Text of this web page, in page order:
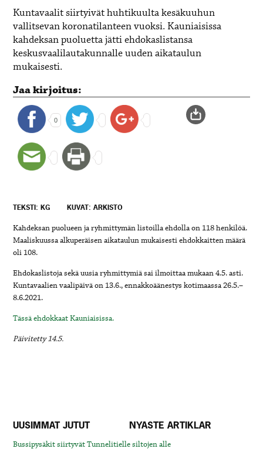
Kuntavaalit siirtyivät huhtikuulta kesäkuuhun
vallitsevan koronatilanteen vuoksi. Kauniaisissa
kahdeksan puoluetta jätti ehdokaslistansa
keskusvaalilautakunnalle uuden aikataulun
mukaisesti.
Jaa kirjoitus:
0
TEKSTI: KG KUVAT: ARKISTO
Kahdeksan puolueen ja ryhmittymän listoilla ehdolla on 118 henkilöä.
Maaliskuussa alkuperäisen aikataulun mukaisesti ehdokkaitten määrä
oli 108.
Ehdokaslistoja sekä uusia ryhmittymiä sai ilmoittaa mukaan 4.5. asti.
Kuntavaalien vaalipäivä on 13.6., ennakkoäänestys kotimaassa 26.5.–
8.6.2021.
Tässä ehdokkaat Kauniaisissa.
Päivitetty 14.5.
UUSIMMAT JUTUT NYASTE ARTIKLAR
Bussipysäkit siirtyvät Tunnelitielle siltojen alle